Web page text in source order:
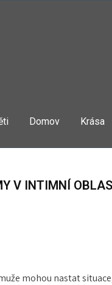
Domov Krása
V INTIMNÍ
mohou nastat